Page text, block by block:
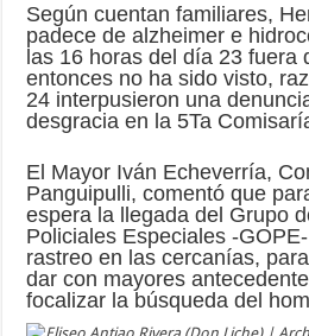
Según cuentan familiares,
padece de alzheimer e
las 16 horas del día 23 fuera
entonces no ha sido visto,
24 interpusieron una
desgracia en la 5Ta
El Mayor Iván Echeverría,
Panguipulli, comentó que
espera la llegada del Grupo
Policiales Especiales -
rastreo en las cercanías,
dar con mayores
focalizar la búsqueda del